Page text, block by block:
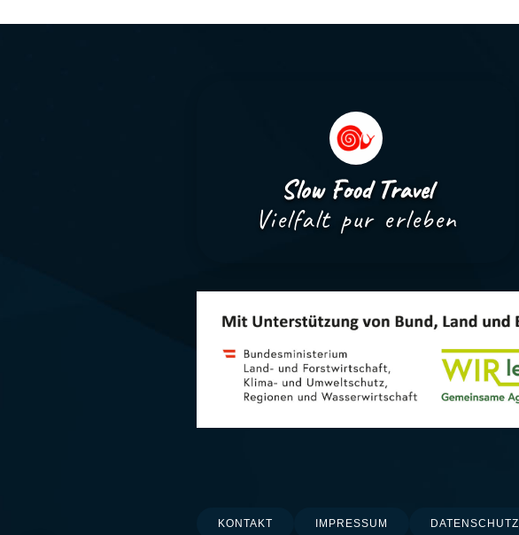
Slow Food Travel
Vielfalt pur erleben
KONTAKT IMPRESSUM DATENSCHUTZ